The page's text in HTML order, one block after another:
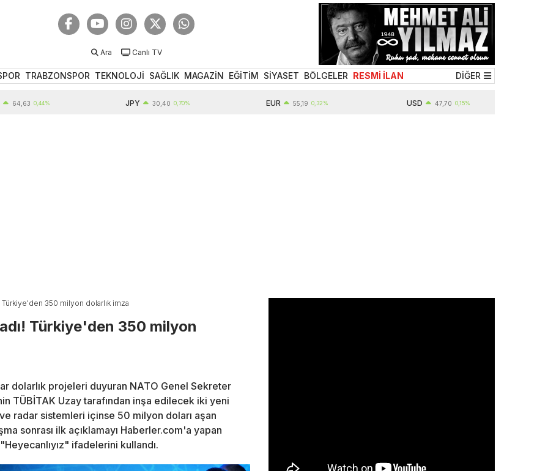
Ara Canlı TV
TRABZONSPOR TEKNOLOJİ SAĞLIK MAGAZİN EĞİTİM SİYASET BÖLGELER RESMİ İLAN DİĞER
0,44% 30,40 0,70% 55,19 0,32% 47,70 0,15%
Türkiye'den 350 milyon dolarlık imza
Türkiye'den 350 milyon
dolarlık projeleri duyuran NATO Genel Sekreter
TÜBİTAK Uzay tarafından inşa edilecek iki yeni
radar sistemleri içinse 50 milyon doları aşan
sonrası ilk açıklamayı Haberler.com'a yapan
ifadelerini kullandı.